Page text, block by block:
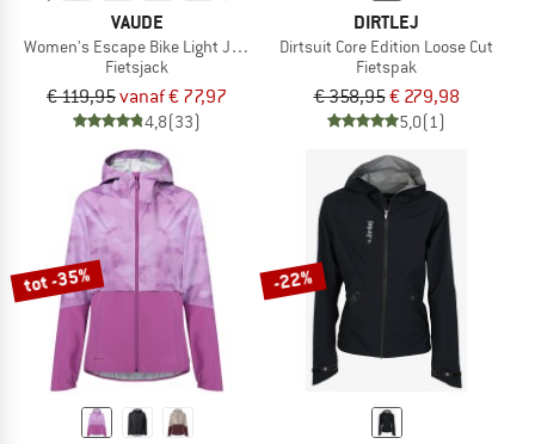
VAUDE
Women's Escape Bike Light Jacket
Fietsjack
€ 119,95vanaf € 77,97
4,8(33)
DIRTLEJ
Dirtsuit Core Edition Loose Cut
Fietspak
€ 358,95€ 279,98
5,0(1)
tot -35% -22%